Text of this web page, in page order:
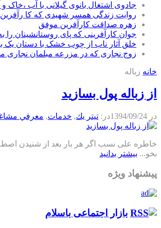
جادوی اشتغال بانوی گیلانی با آب ،خاک
روایت زندگی همسر شهیدی که کا
زهره صداقت کارآفرین موفق
جوان کارآفرینی که پای روستانشینان
خلق آثار ناب از چوب خشک با دستان یک
زوج نجاری که در مزرعه مبلمان نجاری
خانه زباله
از زباله پول بسازید
در 1394/09/24در: تيتر يك, خدمات, معرفي
خاطره علی نسب اگر هر بار بعد از شنیدن
بخو... بیشتر بدانید
پیشنهاد ویژه
بازار اجتماعی باسلام